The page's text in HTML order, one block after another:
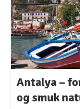
Antalya –
og smuk